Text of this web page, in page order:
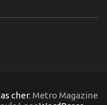
cher. Metro Magazine